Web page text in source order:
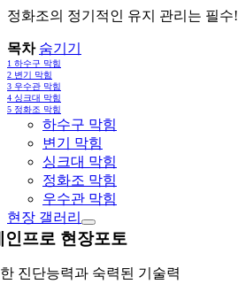
정화조의 정기적인 유지 관리는 필수!
목차 숨기기
1 하수구 막힘
2 변기 막힘
3 우수관 막힘
4 싱크대 막힘
5 정화조 막힘
하수구 막힘
변기 막힘
싱크대 막힘
정화조 막힘
우수관 막힘
현장 갤러리
인프로 현장포토
진단능력과 숙력된 기술력